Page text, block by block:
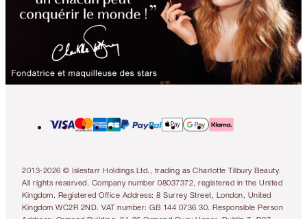
2013-2026 © Islestarr Holdings Ltd., trading as Charlotte Tilbury Beauty.
All rights reserved. Company number 08037372, registered in the United
Kingdom. Registered Office Address: 8 Surrey Street, London, United
Kingdom WC2R 2ND. VAT number: GB 144 0736 30. Responsible Person